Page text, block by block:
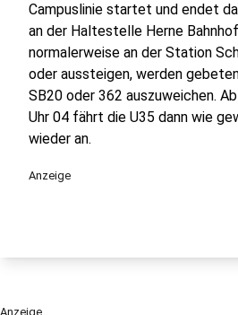
Campuslinie startet und endet
an der Haltestelle Herne
normalerweise an der Station
oder aussteigen, werden
SB20 oder 362 auszuweichen.
Uhr 04 fährt die U35 dann wie
wieder an.
Anzeige
Anzeige